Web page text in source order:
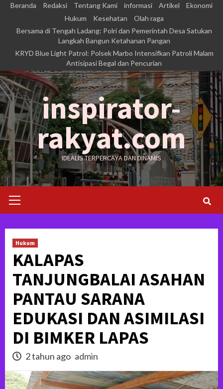
Skip
content
Beranda Redaksi Tentang Kami informasi Artikel
Ekonomi
Hukum
Kesehatan
Olah raga
Bersama di Tengah Ladang: Polri dan Pemerintah Desa Satukan
Langkah Bangun Ketahanan Pangan
KRYD Blue Light Patrol: Polsek Marbo Intensifkan Patroli Malam
Antisipasi Begal dan Pencurian
inspirator-
rakyat.com
IDEALIS TERPERCAYA DAN DINAMIS
Menu
Hukum
KALAPAS
TANJUNGBALAI ASAHAN
PANTAU SARANA
EDUKASI DAN ASIMILASI
DI BIMKER LAPAS
2 tahun ago admin